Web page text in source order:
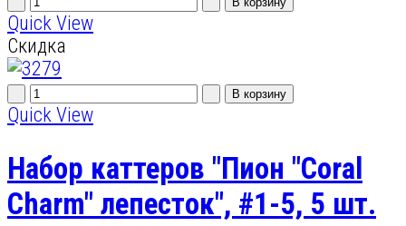
Quick View
Скидка
Quick View
Набор каттеров "Пион "Coral
Charm" лепесток", #1-5, 5 шт.